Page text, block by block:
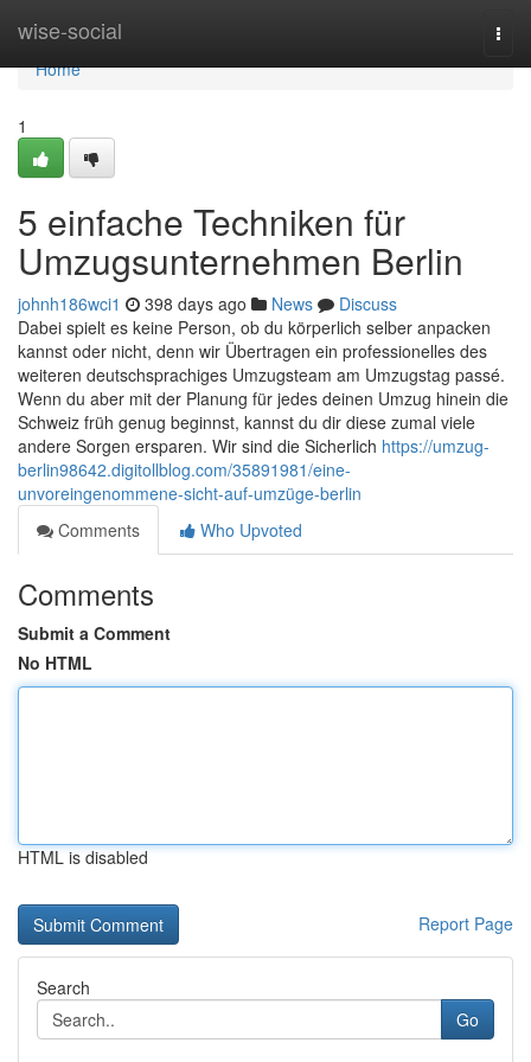
wise-social
Home
Home
1
5 einfache Techniken für
Umzugsunternehmen Berlin
johnh186wci1 398 days ago News
Discuss
Dabei spielt es keine Person, ob du körperlich selber anpacken
kannst oder nicht, denn wir Übertragen ein professionelles des
weiteren deutschsprachiges Umzugsteam am Umzugstag passé.
Wenn du aber mit der Planung für jedes deinen Umzug hinein die
Schweiz früh genug beginnst, kannst du dir diese zumal viele
andere Sorgen ersparen. Wir sind die Sicherlich https://umzug-
berlin98642.digitollblog.com/35891981/eine-
unvoreingenommene-sicht-auf-umzüge-berlin
Comments
Who Upvoted
Comments
Submit a Comment
No HTML
HTML is disabled
Report Page
Search
Go